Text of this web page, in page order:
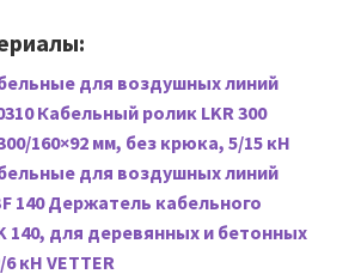
для воздушных линий
Кабельный ролик LKR 300
160×92 мм, без крюка, 5/15 кН
для воздушных линий
140 Держатель кабельного
140, для деревянных и бетонных
кН VETTER